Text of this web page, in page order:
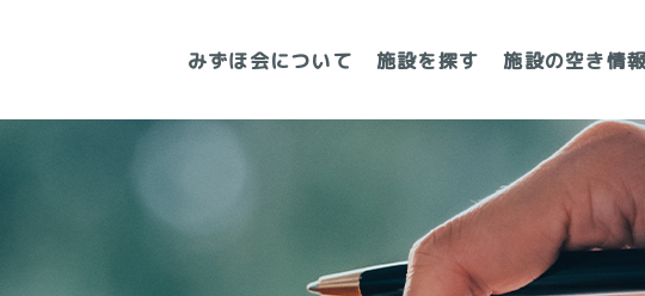
みずほ会について 施設を探す 施設の空き情報